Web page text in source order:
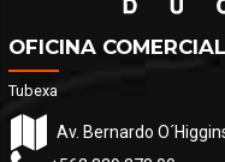
OFICINA COMERCIAL
Tubexa
Av. Bernardo